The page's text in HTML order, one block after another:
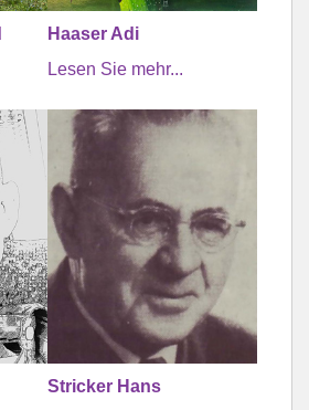
Haaser Adi
Lesen Sie mehr...
Stricker Hans